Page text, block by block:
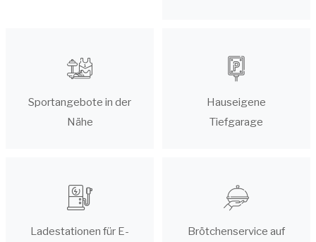
Sportangebote in der
Nähe
Hauseigene
Tiefgarage
Ladestationen für E- Brötchenservice auf